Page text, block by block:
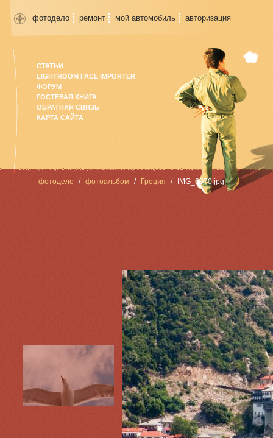
фотодело ремонт мой автомобиль авторизация
СТАТЬИ
LIGHTROOM FACE IMPORTER
ФОРУМ
ГОСТЕВАЯ КНИГА
ОБРАТНАЯ СВЯЗЬ
КАРТА САЙТА
фотодело фотоальбом Греция IMG_6370.jpg